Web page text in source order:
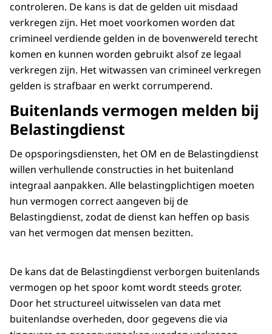
controleren. De kans is dat de gelden uit misdaad
verkregen zijn. Het moet voorkomen worden dat
crimineel verdiende gelden in de bovenwereld terecht
komen en kunnen worden gebruikt alsof ze legaal
verkregen zijn. Het witwassen van crimineel verkregen
gelden is strafbaar en werkt corrumperend.
Buitenlands vermogen melden bij
Belastingdienst
De opsporingsdiensten, het OM en de Belastingdienst
willen verhullende constructies in het buitenland
integraal aanpakken. Alle belastingplichtigen moeten
hun vermogen correct aangeven bij de
Belastingdienst, zodat de dienst kan heffen op basis
van het vermogen dat mensen bezitten.
De kans dat de Belastingdienst verborgen buitenlands
vermogen op het spoor komt wordt steeds groter.
Door het structureel uitwisselen van data met
buitenlandse overheden, door gegevens die via